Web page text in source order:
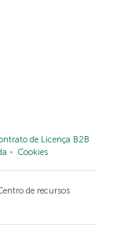
de Licença B2B
Cookies
de recursos